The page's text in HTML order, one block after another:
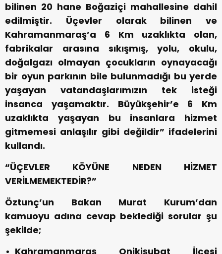
bilinen 20 hane Boğaziçi mahallesine dahil
edilmiştir. Üçevler olarak bilinen ve
Kahramanmaraş’a 6 Km uzaklıkta olan,
fabrikalar arasına sıkışmış, yolu, okulu,
doğalgazı olmayan çocukların oynayacağı
bir oyun parkının bile bulunmadığı bu yerde
yaşayan vatandaşlarımızın tek isteği
insanca yaşamaktır. Büyükşehir’e 6 Km
uzaklıkta yaşayan bu insanlara hizmet
gitmemesi anlaşılır gibi değildir” ifadelerini
kullandı.
“ÜÇEVLER KÖYÜNE NEDEN HİZMET
VERİLMEMEKTEDİR?”
Öztunç’un Bakan Murat Kurum’dan
kamuoyu adına cevap beklediği sorular şu
şekilde;
Kahramanmaraş Onikişubat İlçesi